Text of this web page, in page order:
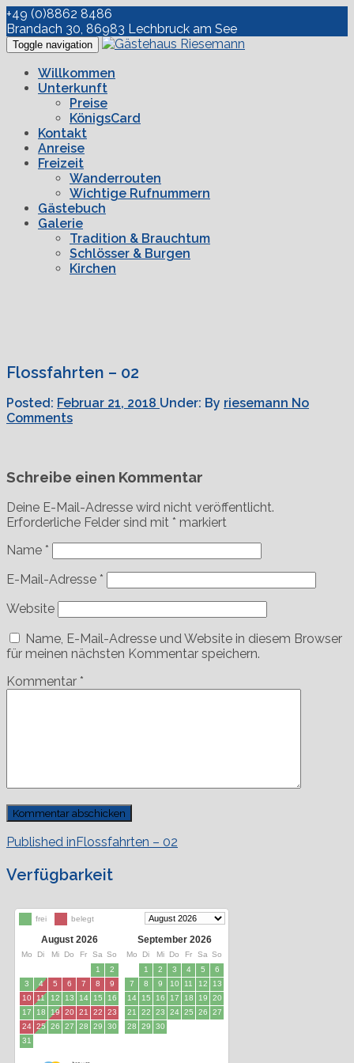
+49 (0)8862 8486
Brandach 30, 86983 Lechbruck am See
Toggle navigation
Willkommen
Unterkunft
Preise
KönigsCard
Kontakt
Anreise
Freizeit
Wanderrouten
Wichtige Rufnummern
Gästebuch
Galerie
Tradition & Brauchtum
Schlösser & Burgen
Kirchen
Flossfahrten – 02
Posted: Februar 21, 2018 Under: By riesemann No
Comments
Schreibe einen Kommentar
Deine E-Mail-Adresse wird nicht veröffentlicht.
Erforderliche Felder sind mit * markiert
Name *
E-Mail-Adresse *
Website
Name, E-Mail-Adresse und Website in diesem Browser
für meinen nächsten Kommentar speichern.
Kommentar *
Beitragsnavigation
Published in Flossfahrten – 02
Verfügbarkeit